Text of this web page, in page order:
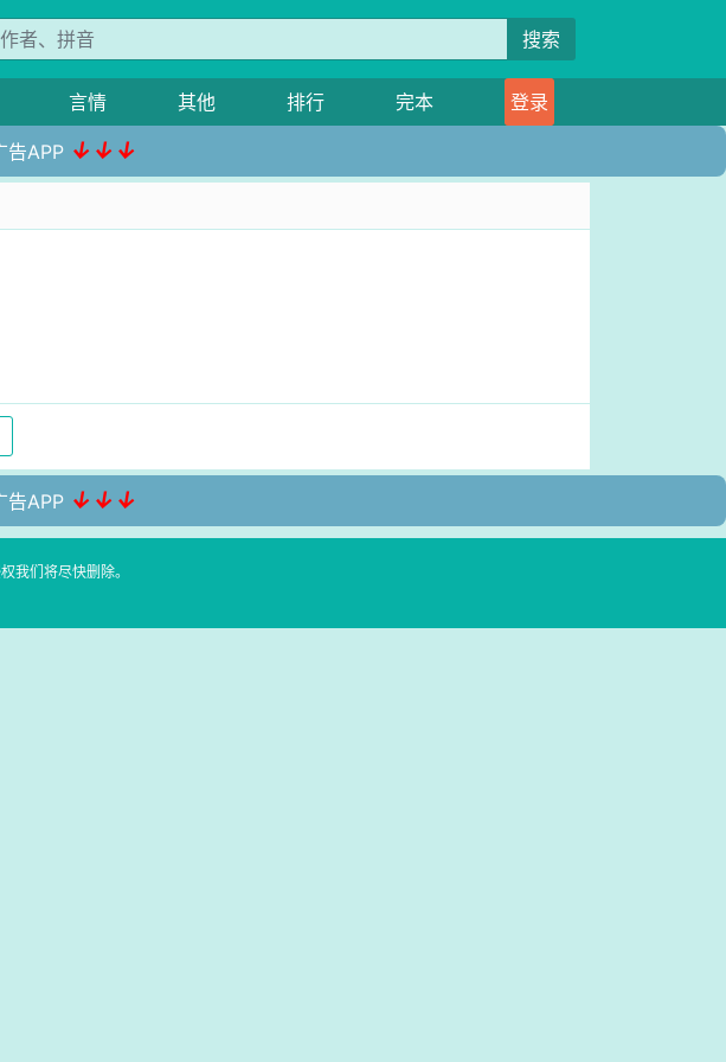
搜索
言情 其他 排行 完本 登录
告APP ↓↓↓
告APP ↓↓↓
我们将尽快删除。